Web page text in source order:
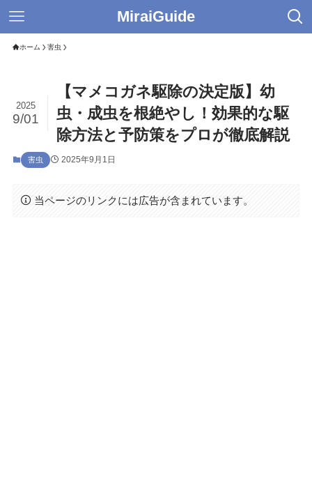
MiraiGuide
ホーム 害虫
【マメコガネ駆除の決定版】幼
虫・成虫を根絶やし！効果的な駆
除方法と予防策をプロが徹底解説
2025
9/01
害虫 2025年9月1日
当ページのリンクには広告が含まれています。